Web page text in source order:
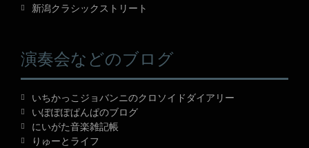
新潟クラシックストリート
演奏会などのブログ
いちかっこジョバンニのクロソイドダイアリー
いぽぽぽぱんぱのブログ
にいがた音楽雑記帳
りゅーとライフ